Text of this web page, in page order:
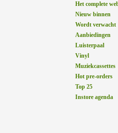
Het complete
Nieuw binnen
Wordt verwacht
Aanbiedingen
Luisterpaal
Vinyl
Muziekcassettes
Hot pre-orders
Top 25
Instore agenda